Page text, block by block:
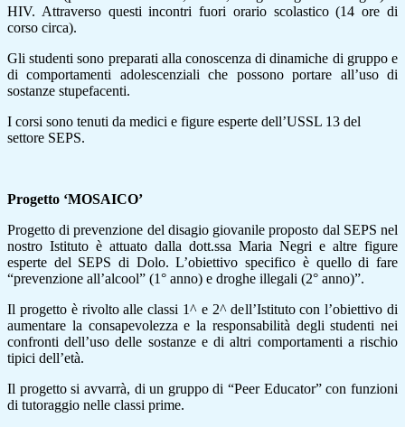
HIV. Attraverso questi incontri fuori orario scolastico (14 ore di
corso circa).
Gli studenti sono preparati alla conoscenza di dinamiche di gruppo e
di comportamenti adolescenziali che possono portare all’uso di
sostanze stupefacenti.
I corsi sono tenuti da medici e figure esperte dell’USSL 13 del
settore SEPS.
Progetto ‘MOSAICO’
Progetto di prevenzione del disagio giovanile proposto dal SEPS nel
nostro Istituto è attuato dalla dott.ssa Maria Negri e altre figure
esperte del SEPS di Dolo. L’obiettivo specifico è quello di fare
“prevenzione all’alcool” (1° anno) e droghe illegali (2° anno)”.
Il progetto è rivolto alle classi 1^ e 2^ dell’Istituto con l’obiettivo di
aumentare la consapevolezza e la responsabilità degli studenti nei
confronti dell’uso delle sostanze e di altri comportamenti a rischio
tipici dell’età.
Il progetto si avvarrà, di un gruppo di “Peer Educator” con funzioni
di tutoraggio nelle classi prime.